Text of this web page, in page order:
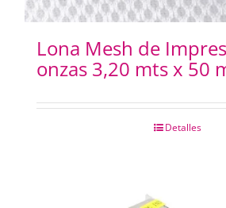
Lona Mesh de
onzas 3,20 mts x 50
Detalles